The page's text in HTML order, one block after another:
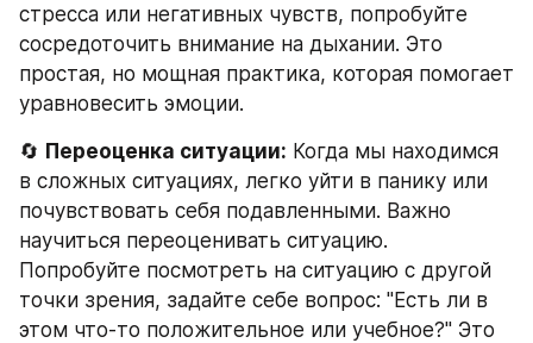
стресса или негативных чувств, попробуйте
сосредоточить внимание на дыхании. Это
простая, но мощная практика, которая помогает
уравновесить эмоции.
🔄 Переоценка ситуации: Когда мы находимся
в сложных ситуациях, легко уйти в панику или
почувствовать себя подавленными. Важно
научиться переоценивать ситуацию.
Попробуйте посмотреть на ситуацию с другой
точки зрения, задайте себе вопрос: "Есть ли в
этом что-то положительное или учебное?" Это